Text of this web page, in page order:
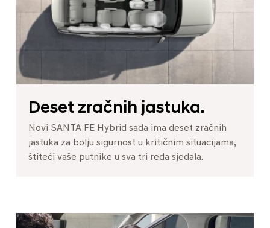
Deset zračnih jastuka.
Novi SANTA FE Hybrid sada ima deset zračnih
jastuka za bolju sigurnost u kritičnim situacijama,
štiteći vaše putnike u sva tri reda sjedala.